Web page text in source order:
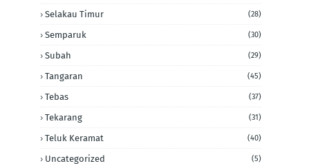
Selakau Timur (28)
Semparuk (30)
Subah (29)
Tangaran (45)
Tebas (37)
Tekarang (31)
Teluk Keramat (40)
Uncategorized (5)